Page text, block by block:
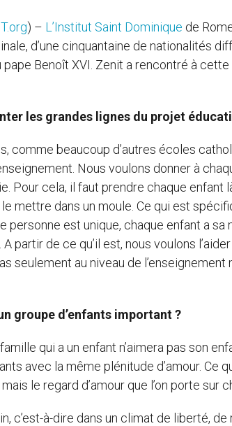
) – L’Institut Saint Dominique de
d’une cinquantaine de nationalités
pape Benoît XVI. Zenit a rencontré à
les grandes lignes du projet
comme beaucoup d’autres écoles
Nous voulons donner à
Pour cela, il faut prendre chaque enfant
mettre dans un moule. Ce qui est
personne est unique, chaque enfant a
partir de ce qu’il est, nous voulons
seulement au niveau de
groupe d’enfants important ?
qui a un enfant n’aimera pas son
avec la même plénitude d’amour. Ce
le regard d’amour que l’on porte sur
c’est-à-dire dans un climat de liberté,